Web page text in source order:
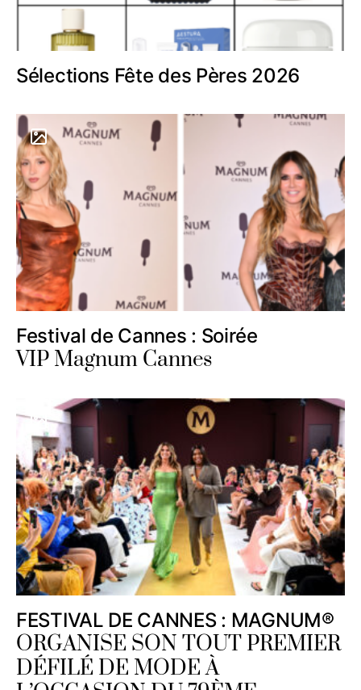
Sélections Fête des Pères 2026
Festival de Cannes : Soirée
VIP Magnum Cannes
FESTIVAL DE CANNES : MAGNUM®
ORGANISE SON TOUT PREMIER
DÉFILÉ DE MODE À